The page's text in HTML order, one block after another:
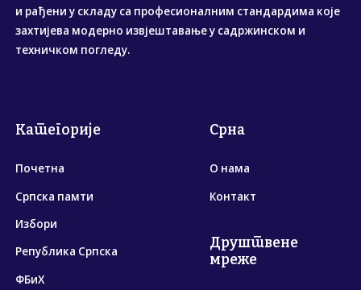
и рађени у складу са професионалним стандардима које
захтијева модерно извјештавање у садржинском и
техничком погледу.
Категорије
Почетна
Српска памти
Избори
Република Српска
ФБиХ
Срна
О нама
Контакт
Друштвене
мреже